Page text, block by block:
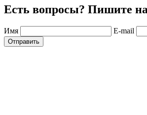
Есть вопросы? Пишите
Имя E-mail